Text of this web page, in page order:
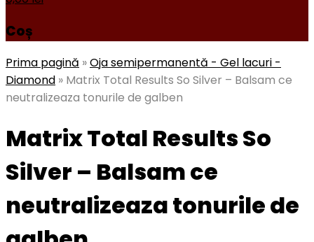
Coș
Prima pagină »Oja semipermanentă - Gel lacuri -
Diamond » Matrix Total Results So Silver – Balsam ce
neutralizeaza tonurile de galben
Matrix Total Results So
Silver – Balsam ce
neutralizeaza tonurile de